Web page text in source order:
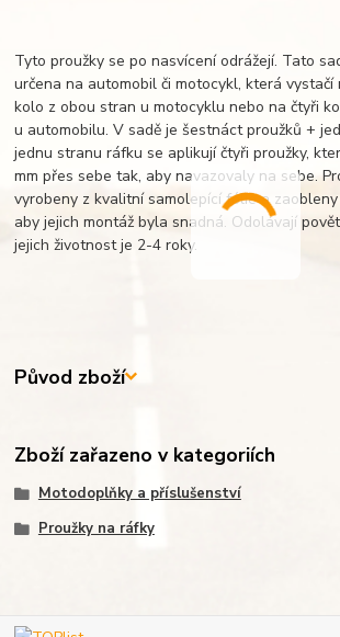
Tyto proužky se po nasvícení odrážejí. Tato
určena na automobil či motocykl, která vystačí
kolo z obou stran u motocyklu nebo na čtyři
u automobilu. V sadě je šestnáct proužků +
jednu stranu ráfku se aplikují čtyři proužky,
mm přes sebe tak, aby navazovaly na sebe.
vyrobeny z kvalitní samolepící fólie a
aby jejich montáž byla snadná. Odolávají
jejich životnost je 2-4 roky.
Původ zboží
Zboží zařazeno v kategoriích
Motodoplňky a příslušenství
Proužky na ráfky